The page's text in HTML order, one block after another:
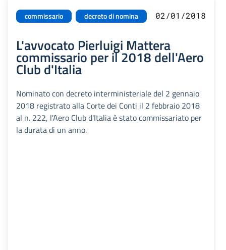
commissario decreto di nomina 02/01/2018
L'avvocato Pierluigi Mattera
commissario per il 2018 dell'Aero
Club d'Italia
Nominato con decreto interministeriale del 2 gennaio
2018 registrato alla Corte dei Conti il 2 febbraio 2018
al n. 222, l'Aero Club d'Italia è stato commissariato per
la durata di un anno.